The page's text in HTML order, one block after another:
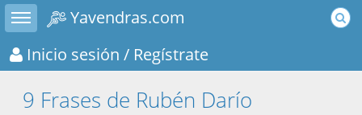
Toggle sidebar
Yavendras.com
Inicio sesión / Regístrate
9 Frases de Rubén Darío